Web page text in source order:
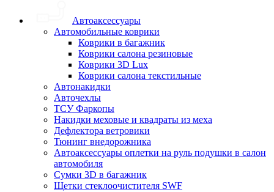
Автоаксессуары
Автомобильные коврики
Коврики в багажник
Коврики салона резиновые
Коврики 3D Lux
Коврики салона текстильные
Автонакидки
Авточехлы
ТСУ Фаркопы
Накидки меховые и квадраты из меха
Дефлектора ветровики
Тюнинг внедорожника
Автоаксессуары оплетки на руль подушки в салон
автомобиля
Сумки 3D в багажник
Щетки стеклоочистителя SWF